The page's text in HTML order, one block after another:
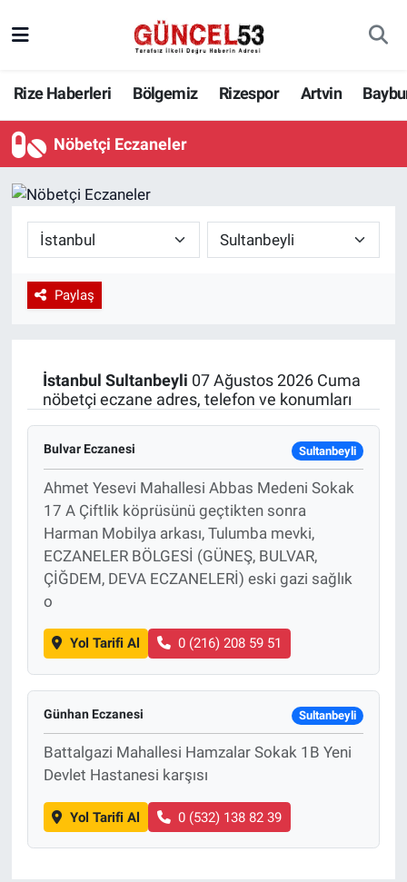
Rize Haberleri Bölgemiz Rizespor Artvin
Nöbetçi Eczaneler
Paylaş
İstanbul Sultanbeyli 07 Ağustos 2026 Cuma
nöbetçi eczane adres, telefon ve konumları
Bulvar Eczanesi Sultanbeyli
Ahmet Yesevi Mahallesi Abbas Medeni Sokak
17 A Çiftlik köprüsünü geçtikten sonra
Harman Mobilya arkası, Tulumba mevki,
ECZANELER BÖLGESİ (GÜNEŞ, BULVAR,
ÇİĞDEM, DEVA ECZANELERİ) eski gazi sağlık
o
Yol Tarifi Al 0 (216) 208 59 51
Günhan Eczanesi Sultanbeyli
Battalgazi Mahallesi Hamzalar Sokak 1B Yeni
Devlet Hastanesi karşısı
Yol Tarifi Al 0 (532) 138 82 39